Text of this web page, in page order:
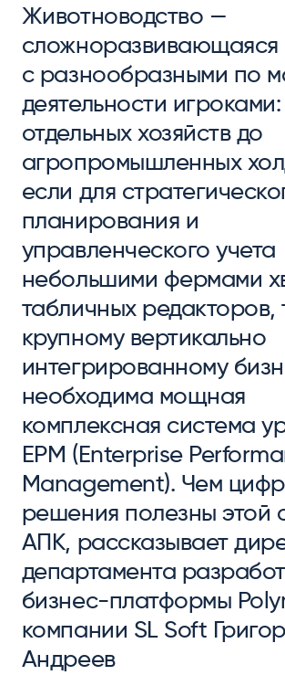
Животноводство —
сложноразвивающаяся
с разнообразными по
деятельности
отдельных хозяйств до
агропромышленных
если для
планирования и
управленческого учета
небольшими фермами
табличных редакторов,
крупному вертикально
интегрированному
необходима мощная
комплексная система
EPM (Enterprise
Management). Чем
решения полезны этой
АПК, рассказывает
департамента
бизнес-платформы
компании SL Soft
Андреев